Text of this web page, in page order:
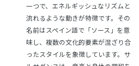
一つで、エネルギッシュなリズムと
流れるような動きが特徴です。その
名前はスペイン語で「ソース」を意
味し、複数の文化的要素が混ざり合
ったスタイルを象徴しています。サ